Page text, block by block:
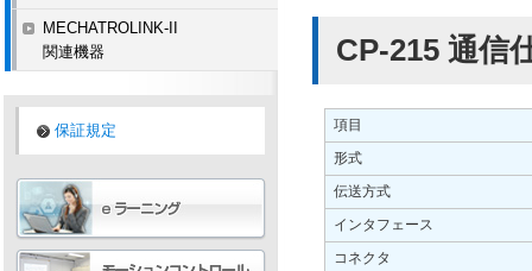
CP-215 通信
項目
形式
伝送方式
インタフェース
コネクタ
MECHATROLINK-II
関連機器
保証規定